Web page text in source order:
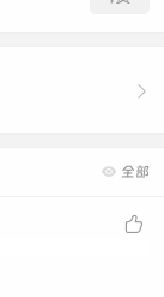

 全部
